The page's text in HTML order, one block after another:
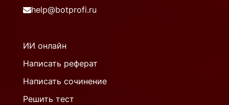
help@botprofi.ru
ИИ онлайн
Написать реферат
Написать сочинение
Решить тест